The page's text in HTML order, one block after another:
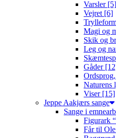
Varsler [5]
Vejret [6]
Magi og
Skik og
Leg og
Gåder
Naturens
Viser [15]
Jeppe Aakjærs sange
Sange i
Figurark
Får til Ole